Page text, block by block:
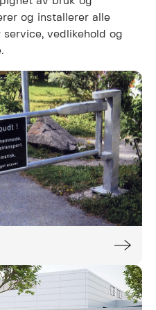
og installerer alle
vedlikehold og